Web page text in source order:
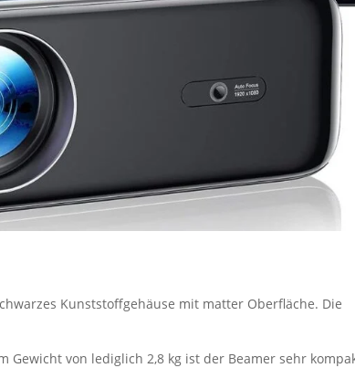
Kunststoffgehäuse mit matter Oberfläche. Die
Gewicht von lediglich 2,8 kg ist der Beamer sehr